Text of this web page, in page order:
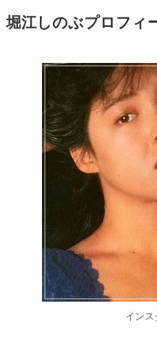
堀江しのぶプロフィ
インス